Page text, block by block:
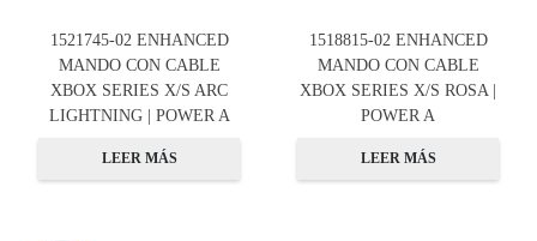
1521745-02 ENHANCED
MANDO CON CABLE
XBOX SERIES X/S ARC
LIGHTNING | POWER A
LEER MÁS
1518815-02 ENHANCED
MANDO CON CABLE
XBOX SERIES X/S ROSA |
POWER A
LEER MÁS